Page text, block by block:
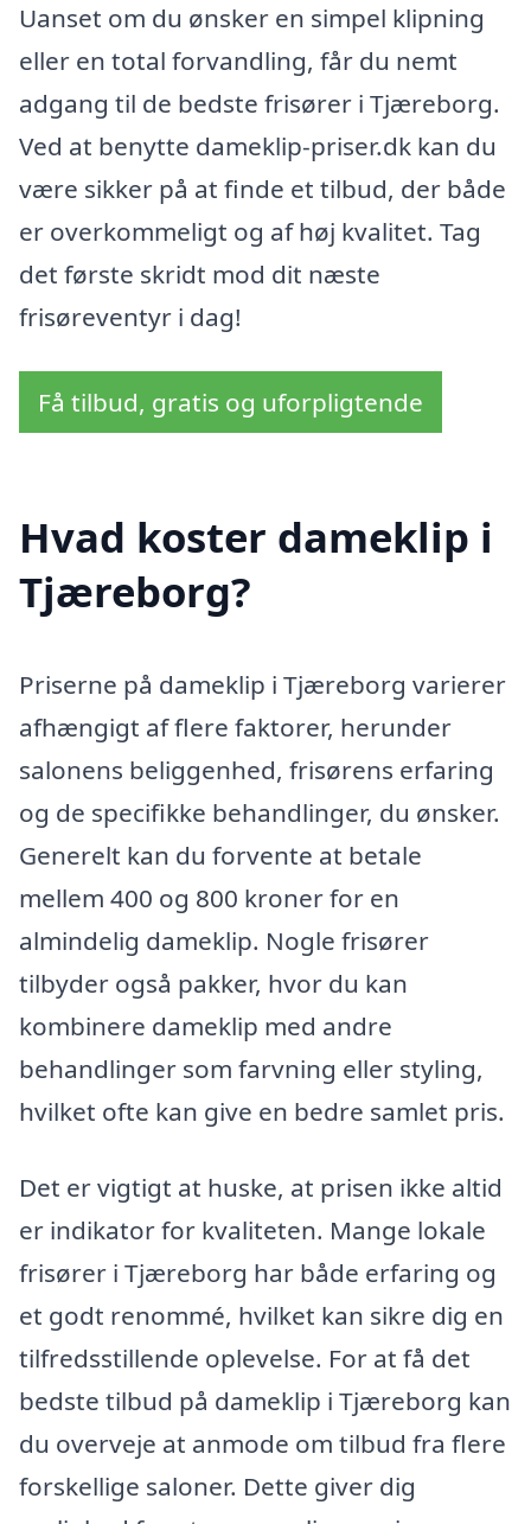
Uanset om du ønsker en simpel klipning
eller en total forvandling, får du nemt
adgang til de bedste frisører i Tjæreborg.
Ved at benytte dameklip-priser.dk kan du
være sikker på at finde et tilbud, der både
er overkommeligt og af høj kvalitet. Tag
det første skridt mod dit næste
frisøreventyr i dag!
Få tilbud, gratis og uforpligtende
Hvad koster dameklip i
Tjæreborg?
Priserne på dameklip i Tjæreborg varierer
afhængigt af flere faktorer, herunder
salonens beliggenhed, frisørens erfaring
og de specifikke behandlinger, du ønsker.
Generelt kan du forvente at betale
mellem 400 og 800 kroner for en
almindelig dameklip. Nogle frisører
tilbyder også pakker, hvor du kan
kombinere dameklip med andre
behandlinger som farvning eller styling,
hvilket ofte kan give en bedre samlet pris.
Det er vigtigt at huske, at prisen ikke altid
er indikator for kvaliteten. Mange lokale
frisører i Tjæreborg har både erfaring og
et godt renommé, hvilket kan sikre dig en
tilfredsstillende oplevelse. For at få det
bedste tilbud på dameklip i Tjæreborg kan
du overveje at anmode om tilbud fra flere
forskellige saloner. Dette giver dig